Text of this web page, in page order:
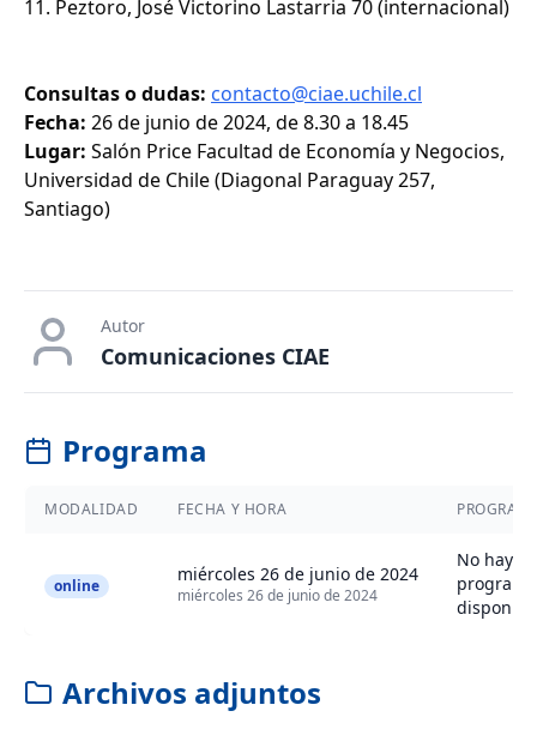
11. Peztoro, José Victorino Lastarria 70 (internacional)
Consultas o dudas: contacto@ciae.uchile.cl
Fecha: 26 de junio de 2024, de 8.30 a 18.45
Lugar: Salón Price Facultad de Economía y Negocios,
Universidad de Chile (Diagonal Paraguay 257,
Santiago)
Autor
Comunicaciones CIAE
Programa
MODALIDAD FECHA Y HORA
online
miércoles 26 de junio de 2024
miércoles 26 de junio de 2024
No hay
programa
Archivos adjuntos